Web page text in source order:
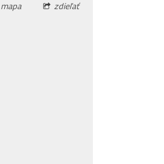
mapa zdieľať